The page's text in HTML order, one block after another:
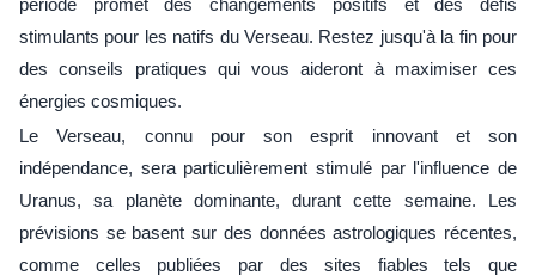
période promet des changements positifs et des défis
stimulants pour les natifs du Verseau. Restez jusqu'à la fin pour
des conseils pratiques qui vous aideront à maximiser ces
énergies cosmiques.
Le Verseau, connu pour son esprit innovant et son
indépendance, sera particulièrement stimulé par l'influence de
Uranus, sa planète dominante, durant cette semaine. Les
prévisions se basent sur des données astrologiques récentes,
comme celles publiées par des sites fiables tels que